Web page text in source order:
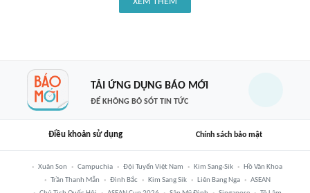
TẢI ỨNG DỤNG BÁO MỚI
ĐỂ KHÔNG BỎ SÓT TIN TỨC
Điều khoản sử dụng Chính sách bảo mật
Xuân Son Campuchia Đội Tuyển Việt Nam Kim Sang-Sik
Hồ Văn Khoa
Trần Thanh Mẫn
Đình Bắc Kim Sang Sik Liên Bang Nga
ASEAN